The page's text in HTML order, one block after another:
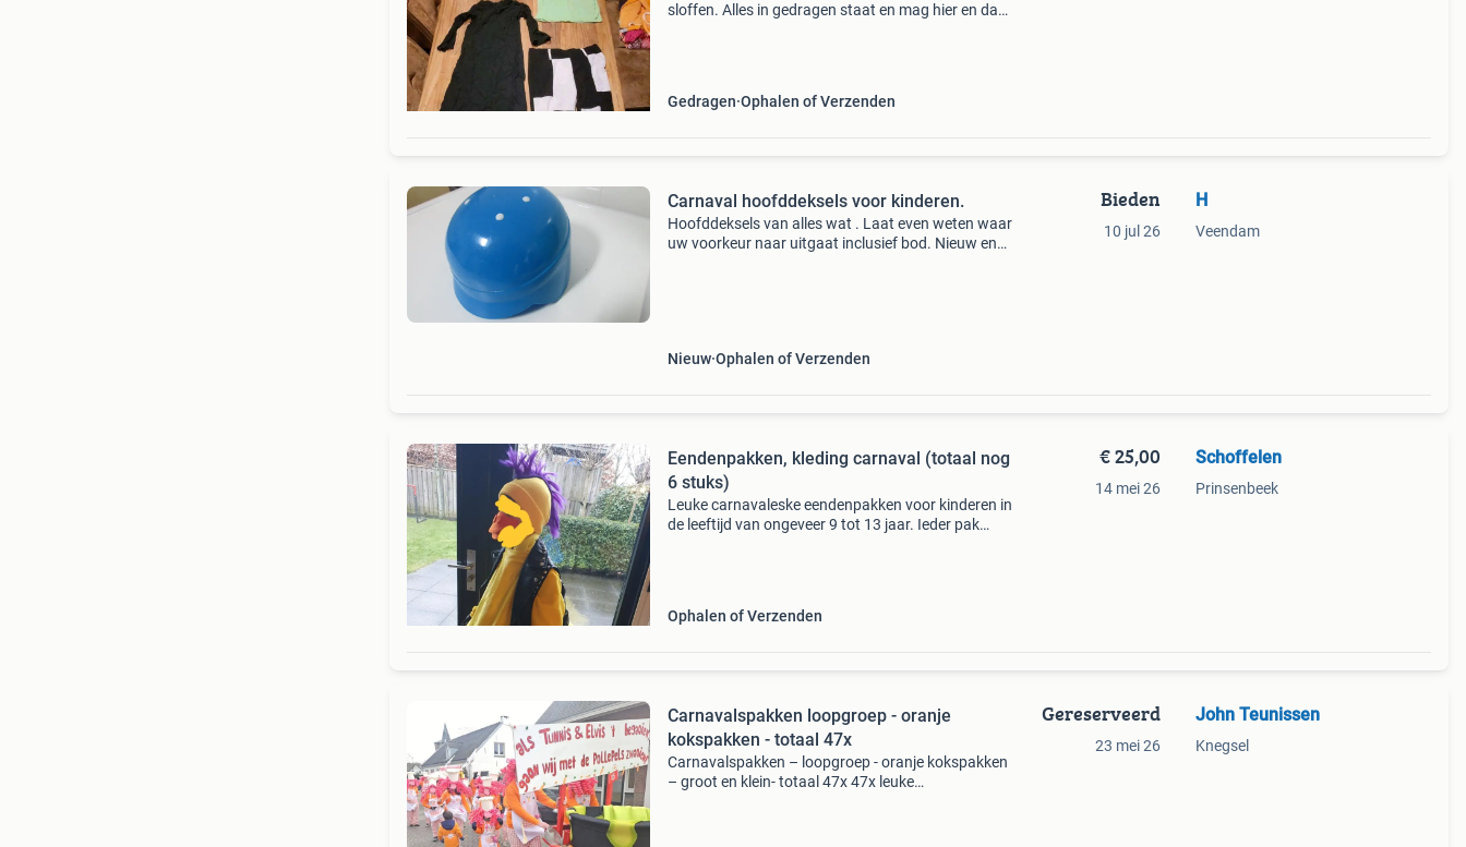
sloffen. Alles in gedragen staat en mag hier en daar
Gedragen Ophalen of Verzenden
Carnaval hoofddeksels voor kinderen.
Hoofddeksels van alles wat . Laat even weten waar
uw voorkeur naar uitgaat inclusief bod. Nieuw en
Nieuw Ophalen of Verzenden
Bieden
10 jul 26
H
Veendam
Eendenpakken, kleding carnaval (totaal nog
6 stuks)
Leuke carnavaleske eendenpakken voor kinderen in
de leeftijd van ongeveer 9 tot 13 jaar. Ieder pak
Ophalen of Verzenden
€ 25,00
14 mei 26
Schoffelen
Prinsenbeek
Carnavalspakken loopgroep - oranje
kokspakken - totaal 47x
Carnavalspakken – loopgroep - oranje kokspakken
– groot en klein- totaal 47x 47x leuke
Gereserveerd
23 mei 26
John Teunissen
Knegsel